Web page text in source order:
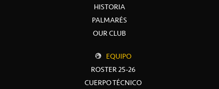
HISTORIA
PALMARÉS
OUR CLUB
EQUIPO
ROSTER 25-26
CUERPO TÉCNICO